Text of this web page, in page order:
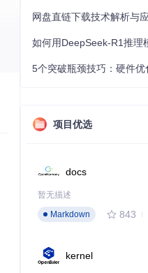
网盘直链下载技术解析与
项目优选
docs
暂无描述
Markdown
843
kernel